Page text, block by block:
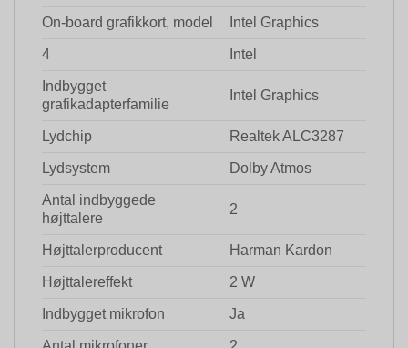
On-board grafikkort, model Intel Graphics
4 Intel
Indbygget
grafikadapterfamilie
Intel Graphics
Lydchip Realtek ALC3287
Lydsystem Dolby Atmos
Antal indbyggede
højttalere
2
Højttalerproducent Harman Kardon
Højttalereffekt 2 W
Indbygget mikrofon Ja